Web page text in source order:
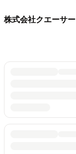
株式会社クエーサー